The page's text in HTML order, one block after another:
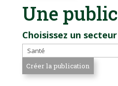
Une
Choisissez un secteur